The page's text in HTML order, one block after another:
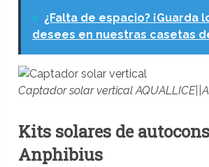
> ¿Falta de espacio? ¡Guarda
desees en nuestras casetas
Captador solar vertical
Kits solares de
Anphibius